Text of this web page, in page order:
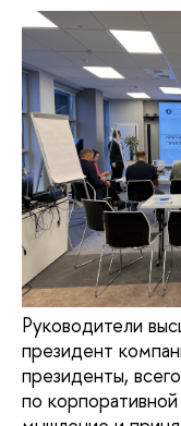
Руководители
президент
президенты,
по